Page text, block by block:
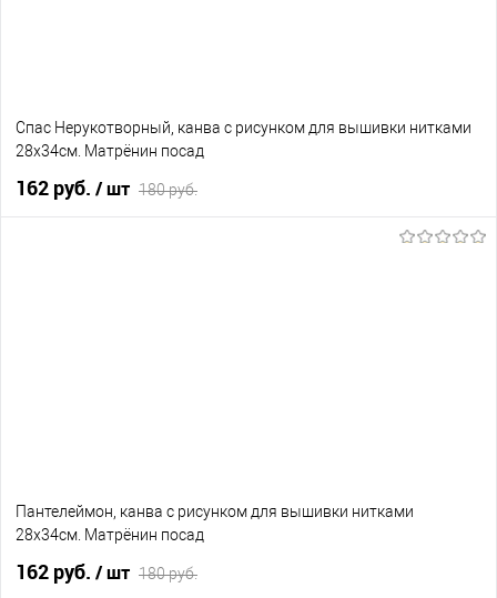
Спас Нерукотворный, канва с рисунком для вышивки нитками
28х34см. Матрёнин посад
162 руб. / шт 180 руб.
Пантелеймон, канва с рисунком для вышивки нитками
28х34см. Матрёнин посад
162 руб. / шт 180 руб.